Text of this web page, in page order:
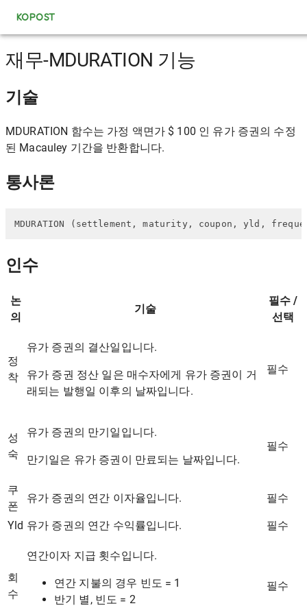
KOPOST
재무-MDURATION 기능
기술
MDURATION 함수는 가정 액면가 $ 100 인 유가 증권의 수정
된 Macauley 기간을 반환합니다.
통사론
MDURATION (settlement, maturity, coupon, yld,
인수
논
의
기술
필수 /
선택
정
착
유가 증권의 결산일입니다.
유가 증권 정산 일은 매수자에게 유가 증권이 거
래되는 발행일 이후의 날짜입니다.
필수
성
숙
유가 증권의 만기일입니다.
만기일은 유가 증권이 만료되는 날짜입니다.
필수
쿠
폰
유가 증권의 연간 이자율입니다. 필수
Yld 유가 증권의 연간 수익률입니다. 필수
회
수
연간이자 지급 횟수입니다.
연간 지불의 경우 빈도 = 1
반기 별, 빈도 = 2
필수